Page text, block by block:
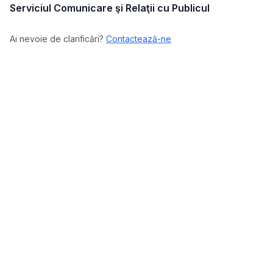
Serviciul Comunicare şi Relaţii cu Publicul
Ai nevoie de clarificări? Contactează-ne